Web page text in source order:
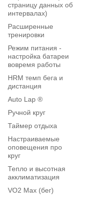
страницу данных об
интервалах)
Расширенные
тренировки
Режим питания -
настройка батареи
вовремя работы
HRM темп бега и
дистанция
Auto Lap ®
Ручной круг
Таймер отдыха
Настраиваемые
оповещения про
круг
Тепло и высотная
акклиматизация
VO2 Max (бег)